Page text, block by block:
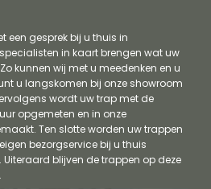
een gesprek bij u thuis in
in kaart brengen wat uw
kunnen wij met u meedenken en u
u langskomen bij onze showroom
wordt uw trap met de
opgemeten en in onze
Ten slotte worden uw trappen
bezorgservice bij u thuis
blijven de trappen op deze